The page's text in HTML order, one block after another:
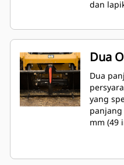
dan
Dua
Dua
yang
panjang
mm (49